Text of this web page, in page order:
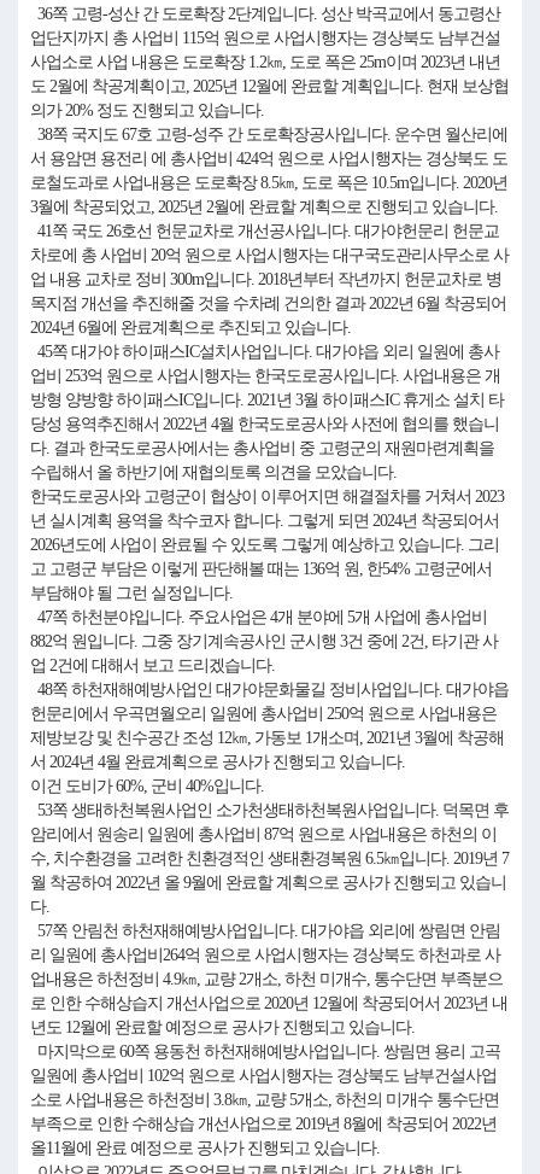
36쪽 고령-성산 간 도로확장 2단계입니다. 성산 박곡교에서 동고령산
업단지까지 총 사업비 115억 원으로 사업시행자는 경상북도 남부건설
사업소로 사업 내용은 도로확장 1.2㎞, 도로 폭은 25m이며 2023년 내년
도 2월에 착공계획이고, 2025년 12월에 완료할 계획입니다. 현재 보상협
의가 20% 정도 진행되고 있습니다.
38쪽 국지도 67호 고령-성주 간 도로확장공사입니다. 운수면 월산리에
서 용암면 용전리 에 총사업비 424억 원으로 사업시행자는 경상북도 도
로철도과로 사업내용은 도로확장 8.5㎞, 도로 폭은 10.5m입니다. 2020년
3월에 착공되었고, 2025년 2월에 완료할 계획으로 진행되고 있습니다.
41쪽 국도 26호선 헌문교차로 개선공사입니다. 대가야헌문리 헌문교
차로에 총 사업비 20억 원으로 사업시행자는 대구국도관리사무소로 사
업 내용 교차로 정비 300m입니다. 2018년부터 작년까지 헌문교차로 병
목지점 개선을 추진해줄 것을 수차례 건의한 결과 2022년 6월 착공되어
2024년 6월에 완료계획으로 추진되고 있습니다.
45쪽 대가야 하이패스IC설치사업입니다. 대가야읍 외리 일원에 총사
업비 253억 원으로 사업시행자는 한국도로공사입니다. 사업내용은 개
방형 양방향 하이패스IC입니다. 2021년 3월 하이패스IC 휴게소 설치 타
당성 용역추진해서 2022년 4월 한국도로공사와 사전에 협의를 했습니
다. 결과 한국도로공사에서는 총사업비 중 고령군의 재원마련계획을
수립해서 올 하반기에 재협의토록 의견을 모았습니다.
한국도로공사와 고령군이 협상이 이루어지면 해결절차를 거쳐서 2023
년 실시계획 용역을 착수코자 합니다. 그렇게 되면 2024년 착공되어서
2026년도에 사업이 완료될 수 있도록 그렇게 예상하고 있습니다. 그리
고 고령군 부담은 이렇게 판단해볼 때는 136억 원, 한54% 고령군에서
부담해야 될 그런 실정입니다.
47쪽 하천분야입니다. 주요사업은 4개 분야에 5개 사업에 총사업비
882억 원입니다. 그중 장기계속공사인 군시행 3건 중에 2건, 타기관 사
업 2건에 대해서 보고 드리겠습니다.
48쪽 하천재해예방사업인 대가야문화물길 정비사업입니다. 대가야읍
헌문리에서 우곡면월오리 일원에 총사업비 250억 원으로 사업내용은
제방보강 및 친수공간 조성 12㎞, 가동보 1개소며, 2021년 3월에 착공해
서 2024년 4월 완료계획으로 공사가 진행되고 있습니다.
이건 도비가 60%, 군비 40%입니다.
53쪽 생태하천복원사업인 소가천생태하천복원사업입니다. 덕목면 후
암리에서 원송리 일원에 총사업비 87억 원으로 사업내용은 하천의 이
수, 치수환경을 고려한 친환경적인 생태환경복원 6.5㎞입니다. 2019년 7
월 착공하여 2022년 올 9월에 완료할 계획으로 공사가 진행되고 있습니
다.
57쪽 안림천 하천재해예방사업입니다. 대가야읍 외리에 쌍림면 안림
리 일원에 총사업비264억 원으로 사업시행자는 경상북도 하천과로 사
업내용은 하천정비 4.9㎞, 교량 2개소, 하천 미개수, 통수단면 부족분으
로 인한 수해상습지 개선사업으로 2020년 12월에 착공되어서 2023년 내
년도 12월에 완료할 예정으로 공사가 진행되고 있습니다.
마지막으로 60쪽 용동천 하천재해예방사업입니다. 쌍림면 용리 고곡
일원에 총사업비 102억 원으로 사업시행자는 경상북도 남부건설사업
소로 사업내용은 하천정비 3.8㎞, 교량 5개소, 하천의 미개수 통수단면
부족으로 인한 수해상습 개선사업으로 2019년 8월에 착공되어 2022년
올11월에 완료 예정으로 공사가 진행되고 있습니다.